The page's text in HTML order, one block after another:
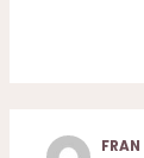
FRAN